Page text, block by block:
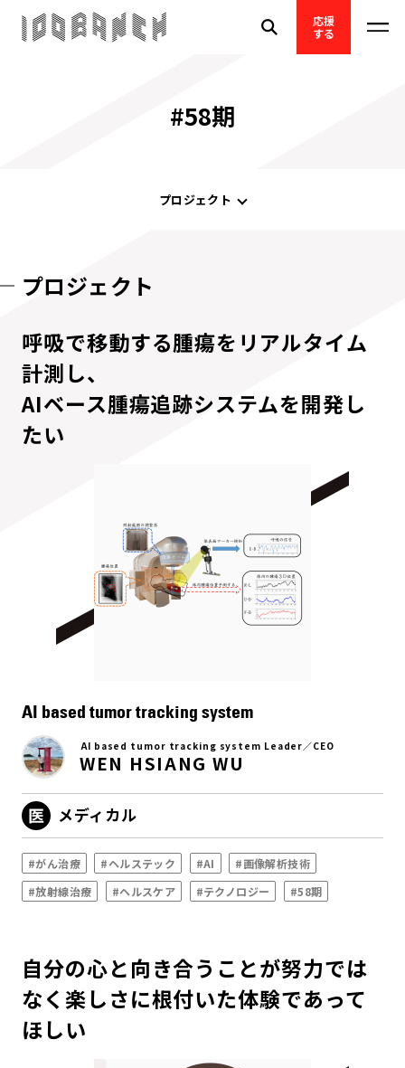
応援
する
#58期
プロジェクト
プロジェクト
呼吸で移動する腫瘍をリアルタイム
計測し、
AIベース腫瘍追跡システムを開発し
たい
AI based tumor tracking system
AI based tumor tracking system Leader／CEO
WEN HSIANG WU
メディカル
#がん治療 #ヘルステック #AI
#画像解析技術
#放射線治療
#ヘルスケア #テクノロジー #58期
自分の心と向き合うことが努力では
なく楽しさに根付いた体験であって
ほしい